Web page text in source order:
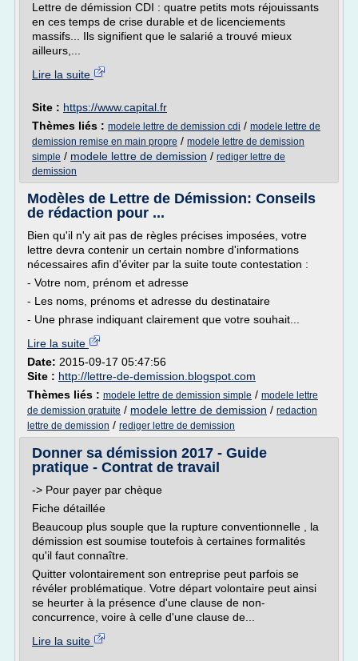
Lettre de démission CDI : quatre petits mots réjouissants
en ces temps de crise durable et de licenciements
massifs... Ils signifient que le salarié a trouvé mieux
ailleurs,...
Lire la suite
Site : https://www.capital.fr
Thèmes liés : modele lettre de demission cdi / modele lettre de
demission remise en main propre / modele lettre de demission
simple / modele lettre de demission / rediger lettre de
demission
Modèles de Lettre de Démission: Conseils
de rédaction pour ...
Bien qu'il n'y ait pas de règles précises imposées, votre
lettre devra contenir un certain nombre d'informations
nécessaires afin d'éviter par la suite toute contestation :
- Votre nom, prénom et adresse
- Les noms, prénoms et adresse du destinataire
- Une phrase indiquant clairement que votre souhait...
Lire la suite
Date: 2015-09-17 05:47:56
Site : http://lettre-de-demission.blogspot.com
Thèmes liés : modele lettre de demission simple / modele lettre
de demission gratuite / modele lettre de demission / redaction
lettre de demission / rediger lettre de demission
Donner sa démission 2017 - Guide
pratique - Contrat de travail
-> Pour payer par chèque
Fiche détaillée
Beaucoup plus souple que la rupture conventionnelle , la
démission est soumise toutefois à certaines formalités
qu'il faut connaître.
Quitter volontairement son entreprise peut parfois se
révéler problématique. Votre départ volontaire peut ainsi
se heurter à la présence d'une clause de non-
concurrence, voire à celle d'une clause de...
Lire la suite